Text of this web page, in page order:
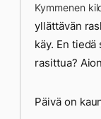
Kymmenen
yllättävän
käy. En
rasittua?
Päivä on